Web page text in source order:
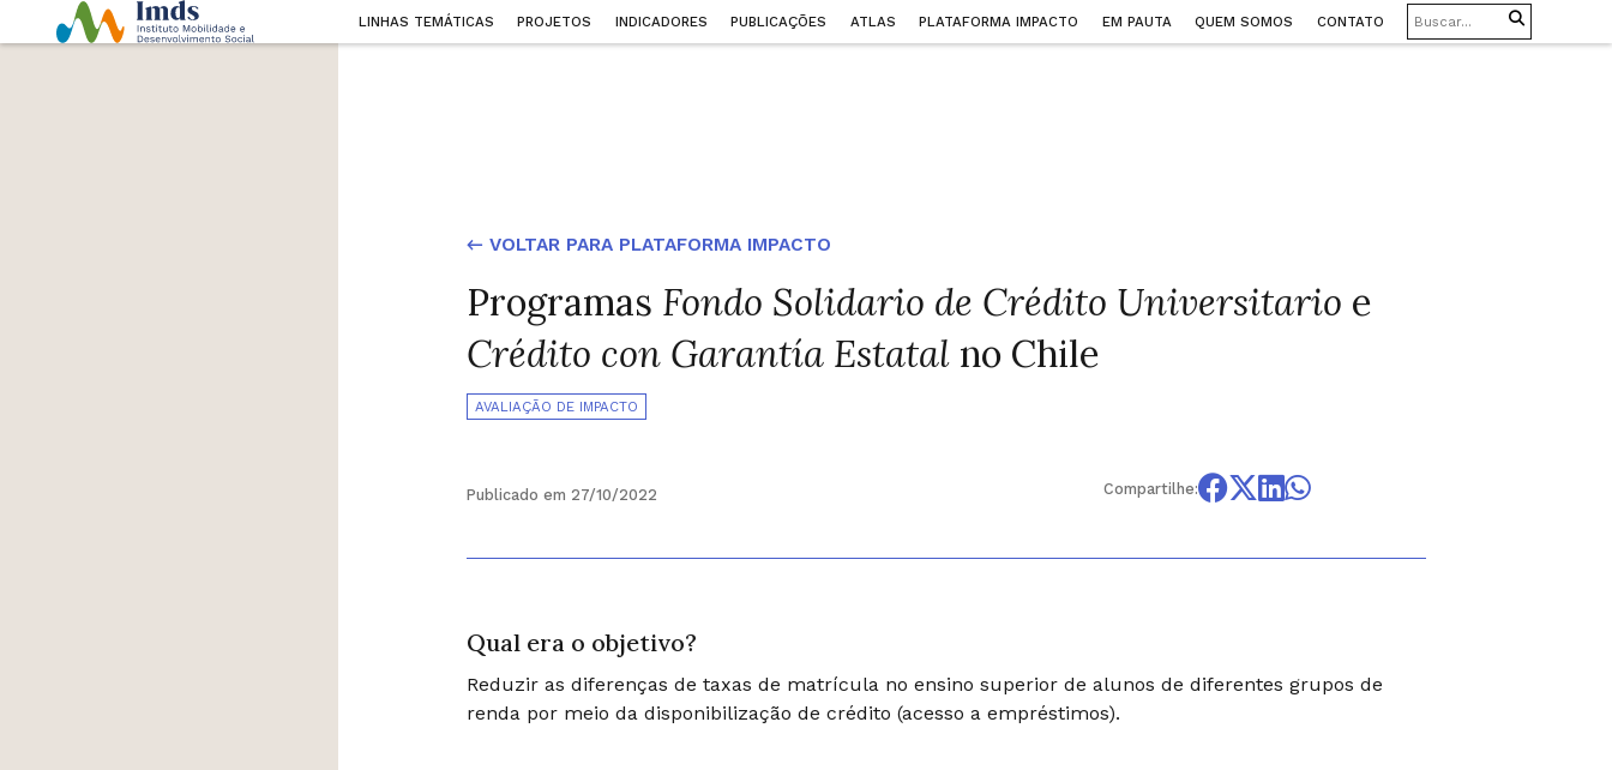
LINHAS TEMÁTICAS PROJETOS INDICADORES PUBLICAÇÕES ATLAS PLATAFORMA IMPACTO EM PAUTA QUEM SOMOS CONTATO
← VOLTAR PARA PLATAFORMA IMPACTO
Programas Fondo Solidario de Crédito Universitario e
Crédito con Garantía Estatal no Chile
AVALIAÇÃO DE IMPACTO
Publicado em 27/10/2022 Compartilhe:
Qual era o objetivo?
Reduzir as diferenças de taxas de matrícula no ensino superior de alunos de diferentes grupos de
renda por meio da disponibilização de crédito (acesso a empréstimos).